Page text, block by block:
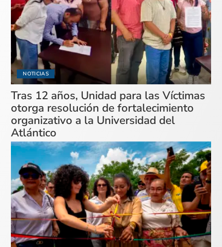
NOTICIAS
Tras 12 años, Unidad para las Víctimas
otorga resolución de fortalecimiento
organizativo a la Universidad del
Atlántico